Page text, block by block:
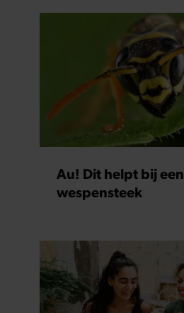
Au! Dit helpt bij een
wespensteek